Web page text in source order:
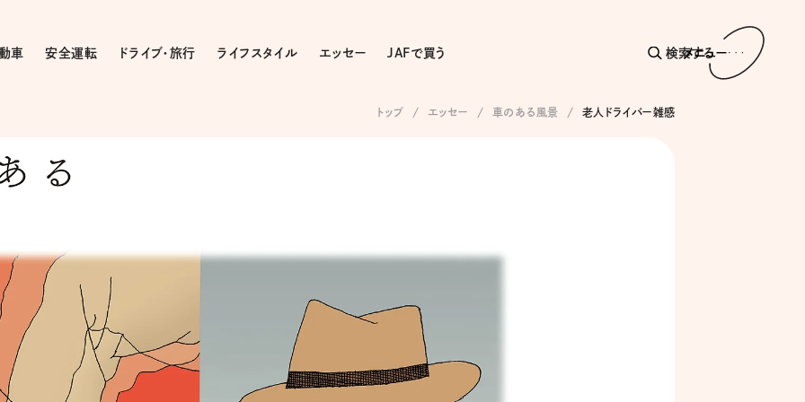
車 安全運転 ドライブ・旅行 ライフスタイル エッセー JAFで買う 検索する
メニュー
トップ エッセー 車のある風景 老人ドライバー雑感